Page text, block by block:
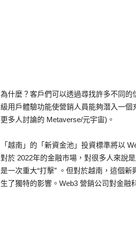
為什麼？客戶們可以透過尋找許多不同
級用戶體驗功能使營銷人員能夠潛入一
更多人討論的 Metaverse/元宇宙)。
「越南」的「新資金池」投資標準將以
對於 2022年的金融市場，對很多人來說
是一次重大“打擊” 。但對於越南，這個
生了獨特的影響。Web3 營銷公司對金融